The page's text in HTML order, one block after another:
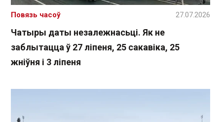
Чатыры даты незалежнасьці. Як не
заблытацца ў 27 ліпеня, 25 сакавіка, 25
жніўня і 3 ліпеня
Повязь часоў 27.07.2026